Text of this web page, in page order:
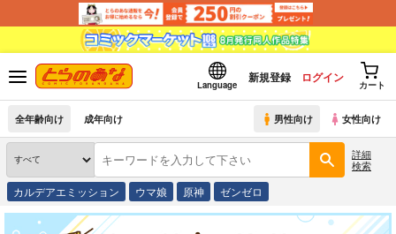
Language
新規登録 ログイン
カート
全年齢向け 成年向け 男性向け 女性向け
詳細
検索
カルデアエミッション ウマ娘 原神 ゼンゼロ